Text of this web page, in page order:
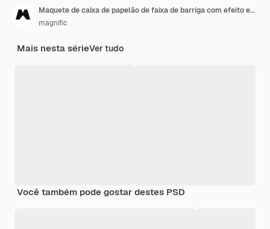
Maquete de caixa de papelão de faixa de barriga com efeito em relevo
magnific
Mais nesta sérieVer tudo
Você também pode gostar destes PSD